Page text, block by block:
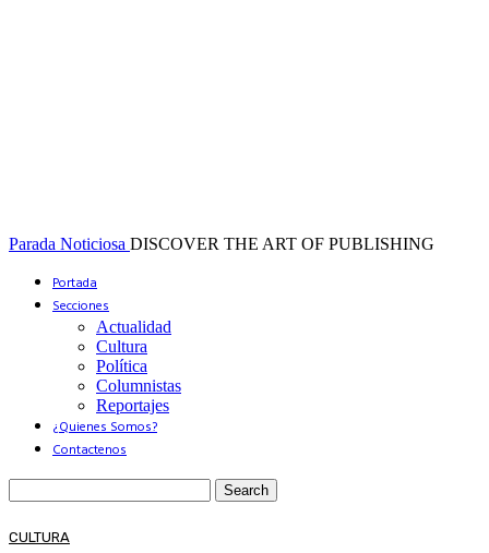
Parada Noticiosa DISCOVER THE ART OF PUBLISHING
Portada
Secciones
Actualidad
Cultura
Política
Columnistas
Reportajes
¿Quienes Somos?
Contactenos
CULTURA